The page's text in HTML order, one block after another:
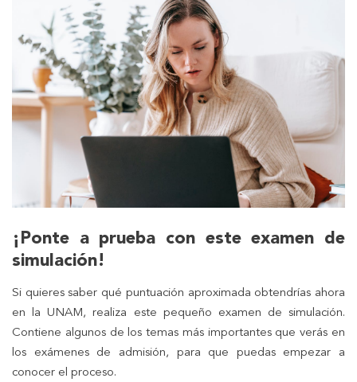
¡Ponte a prueba con este examen de
simulación!
Si quieres saber qué puntuación aproximada obtendrías ahora
en la UNAM, realiza este pequeño examen de simulación.
Contiene algunos de los temas más importantes que verás en
los exámenes de admisión, para que puedas empezar a
conocer el proceso.